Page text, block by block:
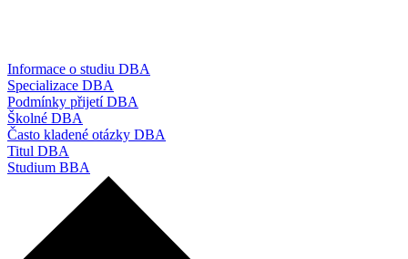
Informace o studiu DBA
Specializace DBA
Podmínky přijetí DBA
Školné DBA
Často kladené otázky DBA
Titul DBA
Studium BBA